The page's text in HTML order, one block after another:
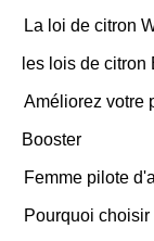
La loi de citron
les lois de citron
Améliorez votre
Booster
Femme pilote
Pourquoi